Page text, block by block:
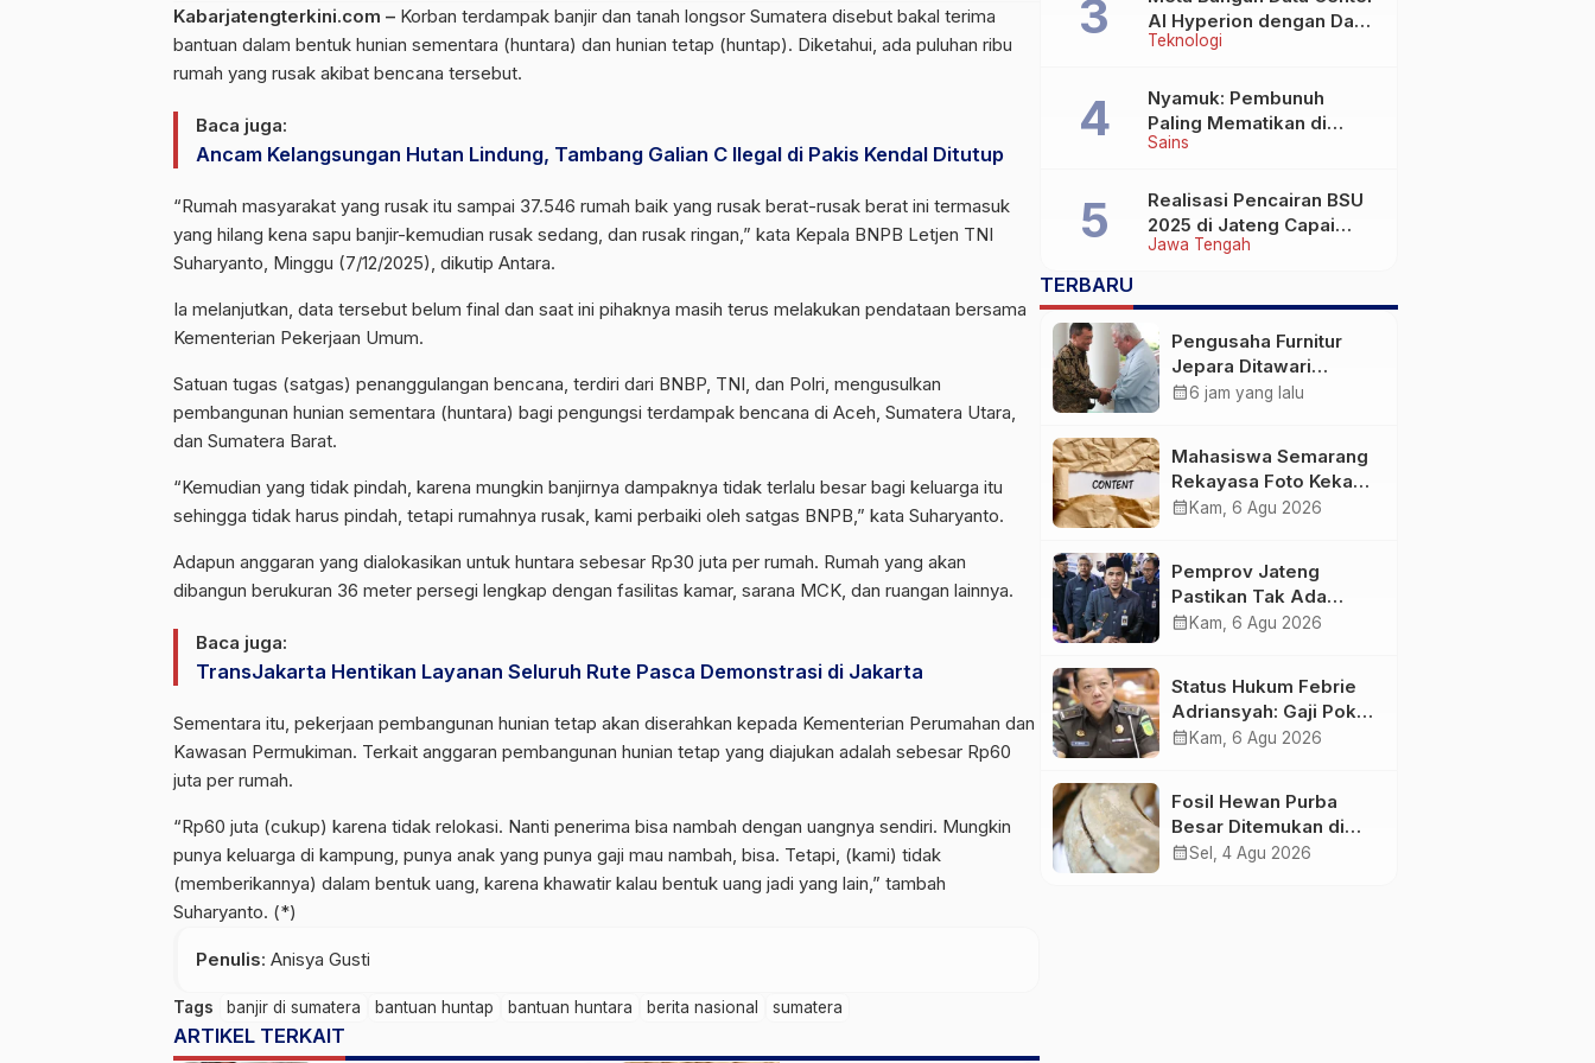
Kabarjatengterkini.com – Korban terdampak banjir dan tanah longsor Sumatera disebut bakal terima
bantuan dalam bentuk hunian sementara (huntara) dan hunian tetap (huntap). Diketahui, ada puluhan ribu
rumah yang rusak akibat bencana tersebut.
Baca juga:
Ancam Kelangsungan Hutan Lindung, Tambang Galian C Ilegal di Pakis Kendal Ditutup
“Rumah masyarakat yang rusak itu sampai 37.546 rumah baik yang rusak berat-rusak berat ini termasuk
yang hilang kena sapu banjir-kemudian rusak sedang, dan rusak ringan,” kata Kepala BNPB Letjen TNI
Suharyanto, Minggu (7/12/2025), dikutip Antara.
Ia melanjutkan, data tersebut belum final dan saat ini pihaknya masih terus melakukan pendataan bersama
Kementerian Pekerjaan Umum.
Satuan tugas (satgas) penanggulangan bencana, terdiri dari BNBP, TNI, dan Polri, mengusulkan
pembangunan hunian sementara (huntara) bagi pengungsi terdampak bencana di Aceh, Sumatera Utara,
dan Sumatera Barat.
“Kemudian yang tidak pindah, karena mungkin banjirnya dampaknya tidak terlalu besar bagi keluarga itu
sehingga tidak harus pindah, tetapi rumahnya rusak, kami perbaiki oleh satgas BNPB,” kata Suharyanto.
Adapun anggaran yang dialokasikan untuk huntara sebesar Rp30 juta per rumah. Rumah yang akan
dibangun berukuran 36 meter persegi lengkap dengan fasilitas kamar, sarana MCK, dan ruangan lainnya.
Baca juga:
TransJakarta Hentikan Layanan Seluruh Rute Pasca Demonstrasi di Jakarta
Sementara itu, pekerjaan pembangunan hunian tetap akan diserahkan kepada Kementerian Perumahan dan
Kawasan Permukiman. Terkait anggaran pembangunan hunian tetap yang diajukan adalah sebesar Rp60
juta per rumah.
“Rp60 juta (cukup) karena tidak relokasi. Nanti penerima bisa nambah dengan uangnya sendiri. Mungkin
punya keluarga di kampung, punya anak yang punya gaji mau nambah, bisa. Tetapi, (kami) tidak
(memberikannya) dalam bentuk uang, karena khawatir kalau bentuk uang jadi yang lain,” tambah
Suharyanto. (*)
Penulis: Anisya Gusti
Tags banjir di sumatera bantuan huntap bantuan huntara berita nasional sumatera
ARTIKEL TERKAIT
Teknologi
AI Hyperion dengan Daya
Komputasi 5 GW, Saingi
Sains
Nyamuk: Pembunuh
Paling Mematikan di
Dunia yang Tak Terlihat
Jawa Tengah
Realisasi Pencairan BSU
2025 di Jateng Capai
69,2 Persen
TERBARU
Pengusaha Furnitur
Jepara Ditawari
Perluasan Pangsa
calendar_month6 jam yang lalu
Mahasiswa Semarang
Rekayasa Foto Kekasih
Jadi Konten Cabul
calendar_month Kam, 6 Agu 2026
Pemprov Jateng
Pastikan Tak Ada
Kendala Pembayaran
Transfer ke Daerah
calendar_month Kam, 6 Agu 2026
Status Hukum Febrie
Adriansyah: Gaji Pokok
50 Persen Tetap
calendar_month Kam, 6 Agu 2026
Fosil Hewan Purba
Besar Ditemukan di
Sungai Piji Kudus
calendar_monthSel, 4 Agu 2026